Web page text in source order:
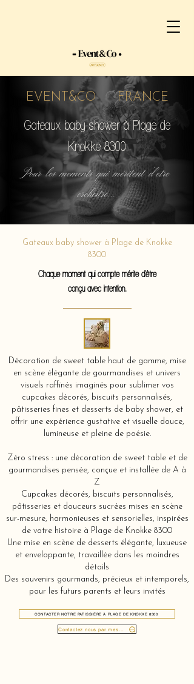
EVENT&CO FRANCE
Gateaux baby shower à Plage de
Knokke 8300
Pour les moments qui méritent d'etre
orchestré...
Gateaux baby shower à Plage de Knokke
8300
Chaque moment qui compte mérite d'être
conçu avec intention.
Décoration de sweet table haut de gamme, mise
en scène élégante de gourmandises et univers
visuels raffinés imaginés pour sublimer vos
cupcakes décorés, biscuits personnalisés,
pâtisseries fines et desserts de baby shower, et
offrir une expérience gustative et visuelle douce,
lumineuse et pleine de poésie.
Zéro stress : une décoration de sweet table et de
gourmandises pensée, conçue et installée de A à
Z
Cupcakes décorés, biscuits personnalisés,
pâtisseries et douceurs sucrées mises en scène
sur-mesure, harmonieuses et sensorielles, inspirées
de votre histoire à Plage de Knokke 8300
Une mise en scène de desserts élégante, luxueuse
et enveloppante, travaillée dans les moindres
détails
Des souvenirs gourmands, précieux et intemporels,
pour les futurs parents et leurs invités
CONTACTER NOTRE PATISSIÈRE À PLAGE DE KNOKKE 8300